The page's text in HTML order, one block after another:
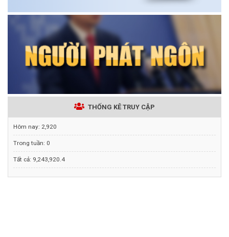
THỐNG KÊ TRUY CẬP
Hôm nay: 2,920
Trong tuần: 0
Tất cả: 9,243,920.4